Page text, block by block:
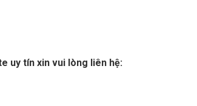
uy tín xin vui lòng liên hệ: